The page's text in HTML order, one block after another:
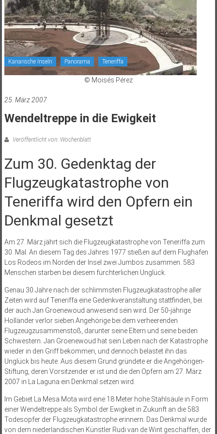
Kanarische Inseln Panorama Teneriffa
© Moisés Pérez
25. März 2007
Wendeltreppe in die Ewigkeit
Veröffentlicht von: Wochenblatt
Zum 30. Gedenktag der
Flugzeugkatastrophe von
Teneriffa wird den Opfern ein
Denkmal gesetzt
Am 27. März jährt sich die Flugzeugkatastrophe von Teneriffa zum
30. Mal. An diesem Tag des Jahres 1977 stießen auf dem Flughafen
Los Rodeos im Norden der Insel zwei Jumbos zusammen. 583
Menschen starben bei diesem fürchterlichen Unglück.
Genau 30 Jahre nach der schlimmsten Flugzeugkatastrophe aller
Zeiten wird auf Teneriffa eine Gedenkveranstaltung stattfinden, bei
der auch Jan Groenewoud anwesend sein wird. Der 50-jährige
Holländer verlor sieben Angehörige bei dem verheerenden
Flugzeugzusammenstoß, darunter seine Eltern und seine beiden
Schwestern. Jan Groenewoud hat sein Leben nach der Katastrophe
wieder in den Griff bekommen, und dennoch belastet ihn das
Unglück bis heute. Aus diesem Grund gründete er die Angehörigen-
Stiftung, deren Vorsitzender er ist und die den Opfern am 27. März
2007 in La Laguna ein Denkmal setzen wird.
Im Gebiet La Mesa Mota wird eine 18 Meter hohe Stahlsäule in Form
einer Wendeltreppe als Symbol der Ewigkeit in Zukunft an die 583
Todesopfer der Flugzeugkatastrophe erinnern. Das Denkmal wurde
von dem niederländischen Künstler Rudi van de Wint geschaffen, der